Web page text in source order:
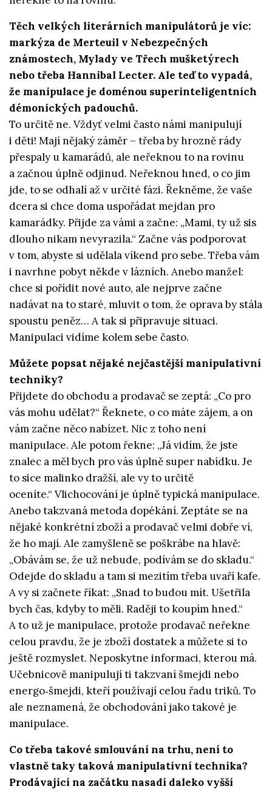
Těch velkých literárních manipulátorů je víc:
markýza de Merteuil v Nebezpečných
známostech, Mylady ve Třech mušketýrech
nebo třeba Hannibal Lecter. Ale teď to vypadá,
že manipulace je doménou superinteligentních
démonických padouchů.
To určitě ne. Vždyť velmi často námi manipulují
i děti! Mají nějaký záměr – třeba by hrozně rády
přespaly u kamarádů, ale neřeknou to na rovinu
a začnou úplně odjinud. Neřeknou hned, o co jim
jde, to se odhalí až v určité fázi. Řekněme, že vaše
dcera si chce doma uspořádat mejdan pro
kamarádky. Přijde za vámi a začne: „Mami, ty už sis
dlouho nikam nevyrazila.“ Začne vás podporovat
v tom, abyste si udělala víkend pro sebe. Třeba vám
i navrhne pobyt někde v lázních. Anebo manžel:
chce si pořídit nové auto, ale nejprve začne
nadávat na to staré, mluvit o tom, že oprava by stála
spoustu peněz… A tak si připravuje situaci.
Manipulaci vidíme kolem sebe často.
Můžete popsat nějaké nejčastější manipulativní
techniky?
Přijdete do obchodu a prodavač se zeptá: „Co pro
vás mohu udělat?“ Řeknete, o co máte zájem, a on
vám začne něco nabízet. Nic z toho není
manipulace. Ale potom řekne: „Já vidím, že jste
znalec a měl bych pro vás úplně super nabídku. Je
to sice malinko dražší, ale vy to určitě
oceníte.“ Vlichocování je úplně typická manipulace.
Anebo takzvaná metoda dopékání. Zeptáte se na
nějaké konkrétní zboží a prodavač velmi dobře ví,
že ho mají. Ale zamyšleně se poškrábe na hlavě:
„Obávám se, že už nebude, podívám se do skladu.“
Odejde do skladu a tam si mezitím třeba uvaří kafe.
A vy si začnete říkat: „Snad to budou mít. Ušetřila
bych čas, kdyby to měli. Raději to koupím hned.“
A to už je manipulace, protože prodavač neřekne
celou pravdu, že je zboží dostatek a můžete si to
ještě rozmyslet. Neposkytne informaci, kterou má.
Učebnicově manipulují ti takzvaní šmejdi nebo
energo‑šmejdi, kteří používají celou řadu triků. To
ale neznamená, že obchodování jako takové je
manipulace.
Co třeba takové smlouvání na trhu, není to
vlastně taky taková manipulativní technika?
Prodávající na začátku nasadí daleko vyšší